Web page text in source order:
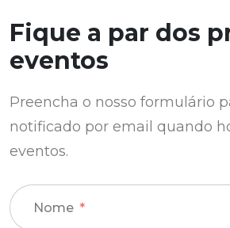
Fique a par dos
eventos
Preencha o nosso formulário
notificado por email quando
eventos.
Nome